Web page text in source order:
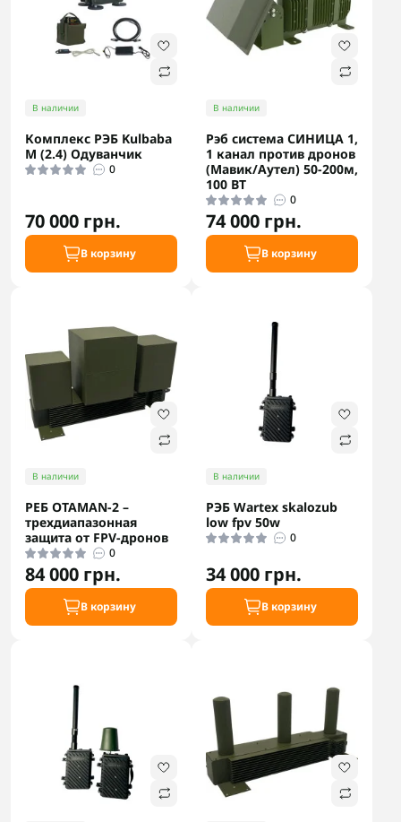
В наличии
Комплекс РЭБ Kulbaba
M (2.4) Одуванчик
0
70 000 грн.
В корзину
В наличии
Рэб система СИНИЦА 1,
1 канал против дронов
(Мавик/Аутел) 50-200м,
100 ВТ
0
74 000 грн.
В корзину
В наличии
РЕБ OTAMAN-2 –
трехдиапазонная
защита от FPV-дронов
0
84 000 грн.
В корзину
В наличии
РЭБ Wartex skalozub
low fpv 50w
0
34 000 грн.
В корзину